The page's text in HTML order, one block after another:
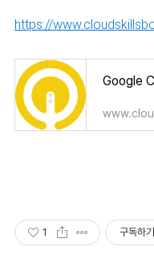
https://
1 구독하기